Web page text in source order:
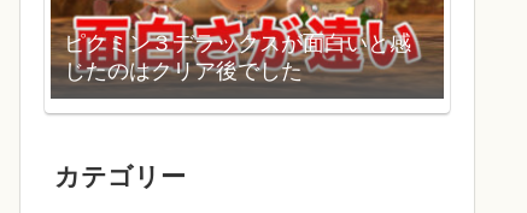
ピクミン３デラックスが面白いと感
じたのはクリア後でした
カテゴリー